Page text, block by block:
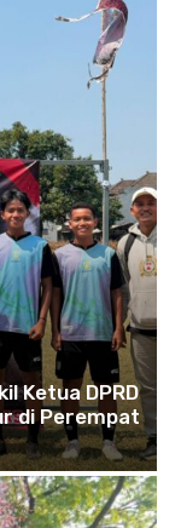
Ketua DPRD
di Perempat